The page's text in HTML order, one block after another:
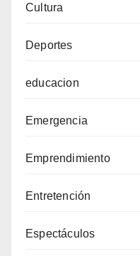
Cultura
Deportes
educacion
Emergencia
Emprendimiento
Entretención
Espectáculos